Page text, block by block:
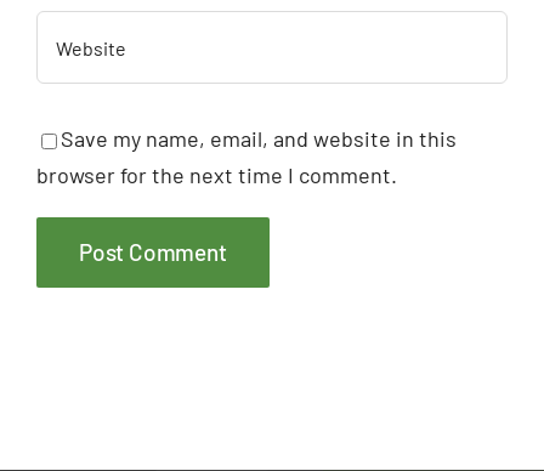
Save my name, email, and website in this
browser for the next time I comment.